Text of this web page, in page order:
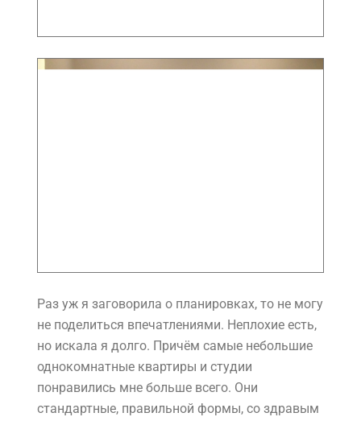
Раз уж я заговорила о планировках, то не могу
не поделиться впечатлениями. Неплохие есть,
но искала я долго. Причём самые небольшие
однокомнатные квартиры и студии
понравились мне больше всего. Они
стандартные, правильной формы, со здравым